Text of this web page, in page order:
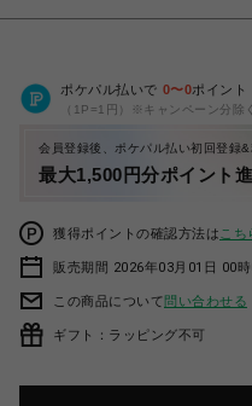
ポケパル払いで 0〜0ポイント
（1P=1円）※キャンペーン分除く
会員登録後、ポケパル払い初回登録
最大1,500円分ポイント
獲得ポイントの確認方法は こち
販売期間 2026年03月01日 00
この商品について問い合わせる
ギフト：ラッピング不可